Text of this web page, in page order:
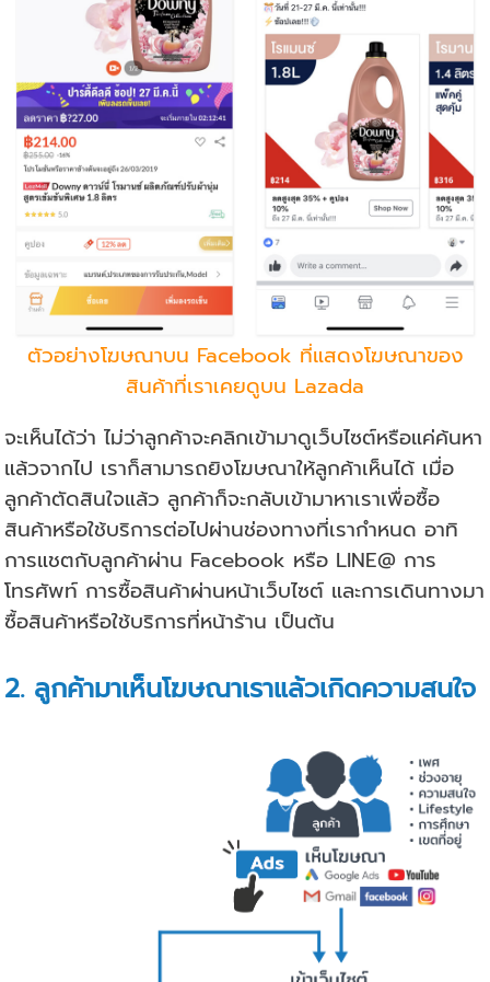
ตัวอย่างโฆษณาบน Facebook ที่แสดงโฆษณาของ
สินค้าที่เราเคยดูบน Lazada
จะเห็นได้ว่า ไม่ว่าลูกค้าจะคลิกเข้ามาดูเว็บไซต์หรือแค่ค้นหา
แล้วจากไป เราก็สามารถยิงโฆษณาให้ลูกค้าเห็นได้ เมื่อ
ลูกค้าตัดสินใจแล้ว ลูกค้าก็จะกลับเข้ามาหาเราเพื่อซื้อ
สินค้าหรือใช้บริการต่อไปผ่านช่องทางที่เรากำหนด อาทิ
การแชตกับลูกค้าผ่าน Facebook หรือ LINE@ การ
โทรศัพท์ การซื้อสินค้าผ่านหน้าเว็บไซต์ และการเดินทางมา
ซื้อสินค้าหรือใช้บริการที่หน้าร้าน เป็นต้น
2. ลูกค้ามาเห็นโฆษณาเราแล้วเกิดความสนใจ